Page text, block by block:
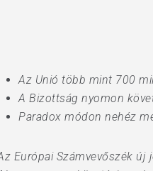
or ESC to close
Az Unió több mint 700
A Bizottság nyomon
Paradox módon nehéz
Európai Számvevőszék új